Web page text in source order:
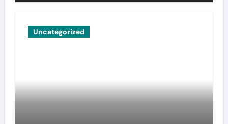
Uncategorized